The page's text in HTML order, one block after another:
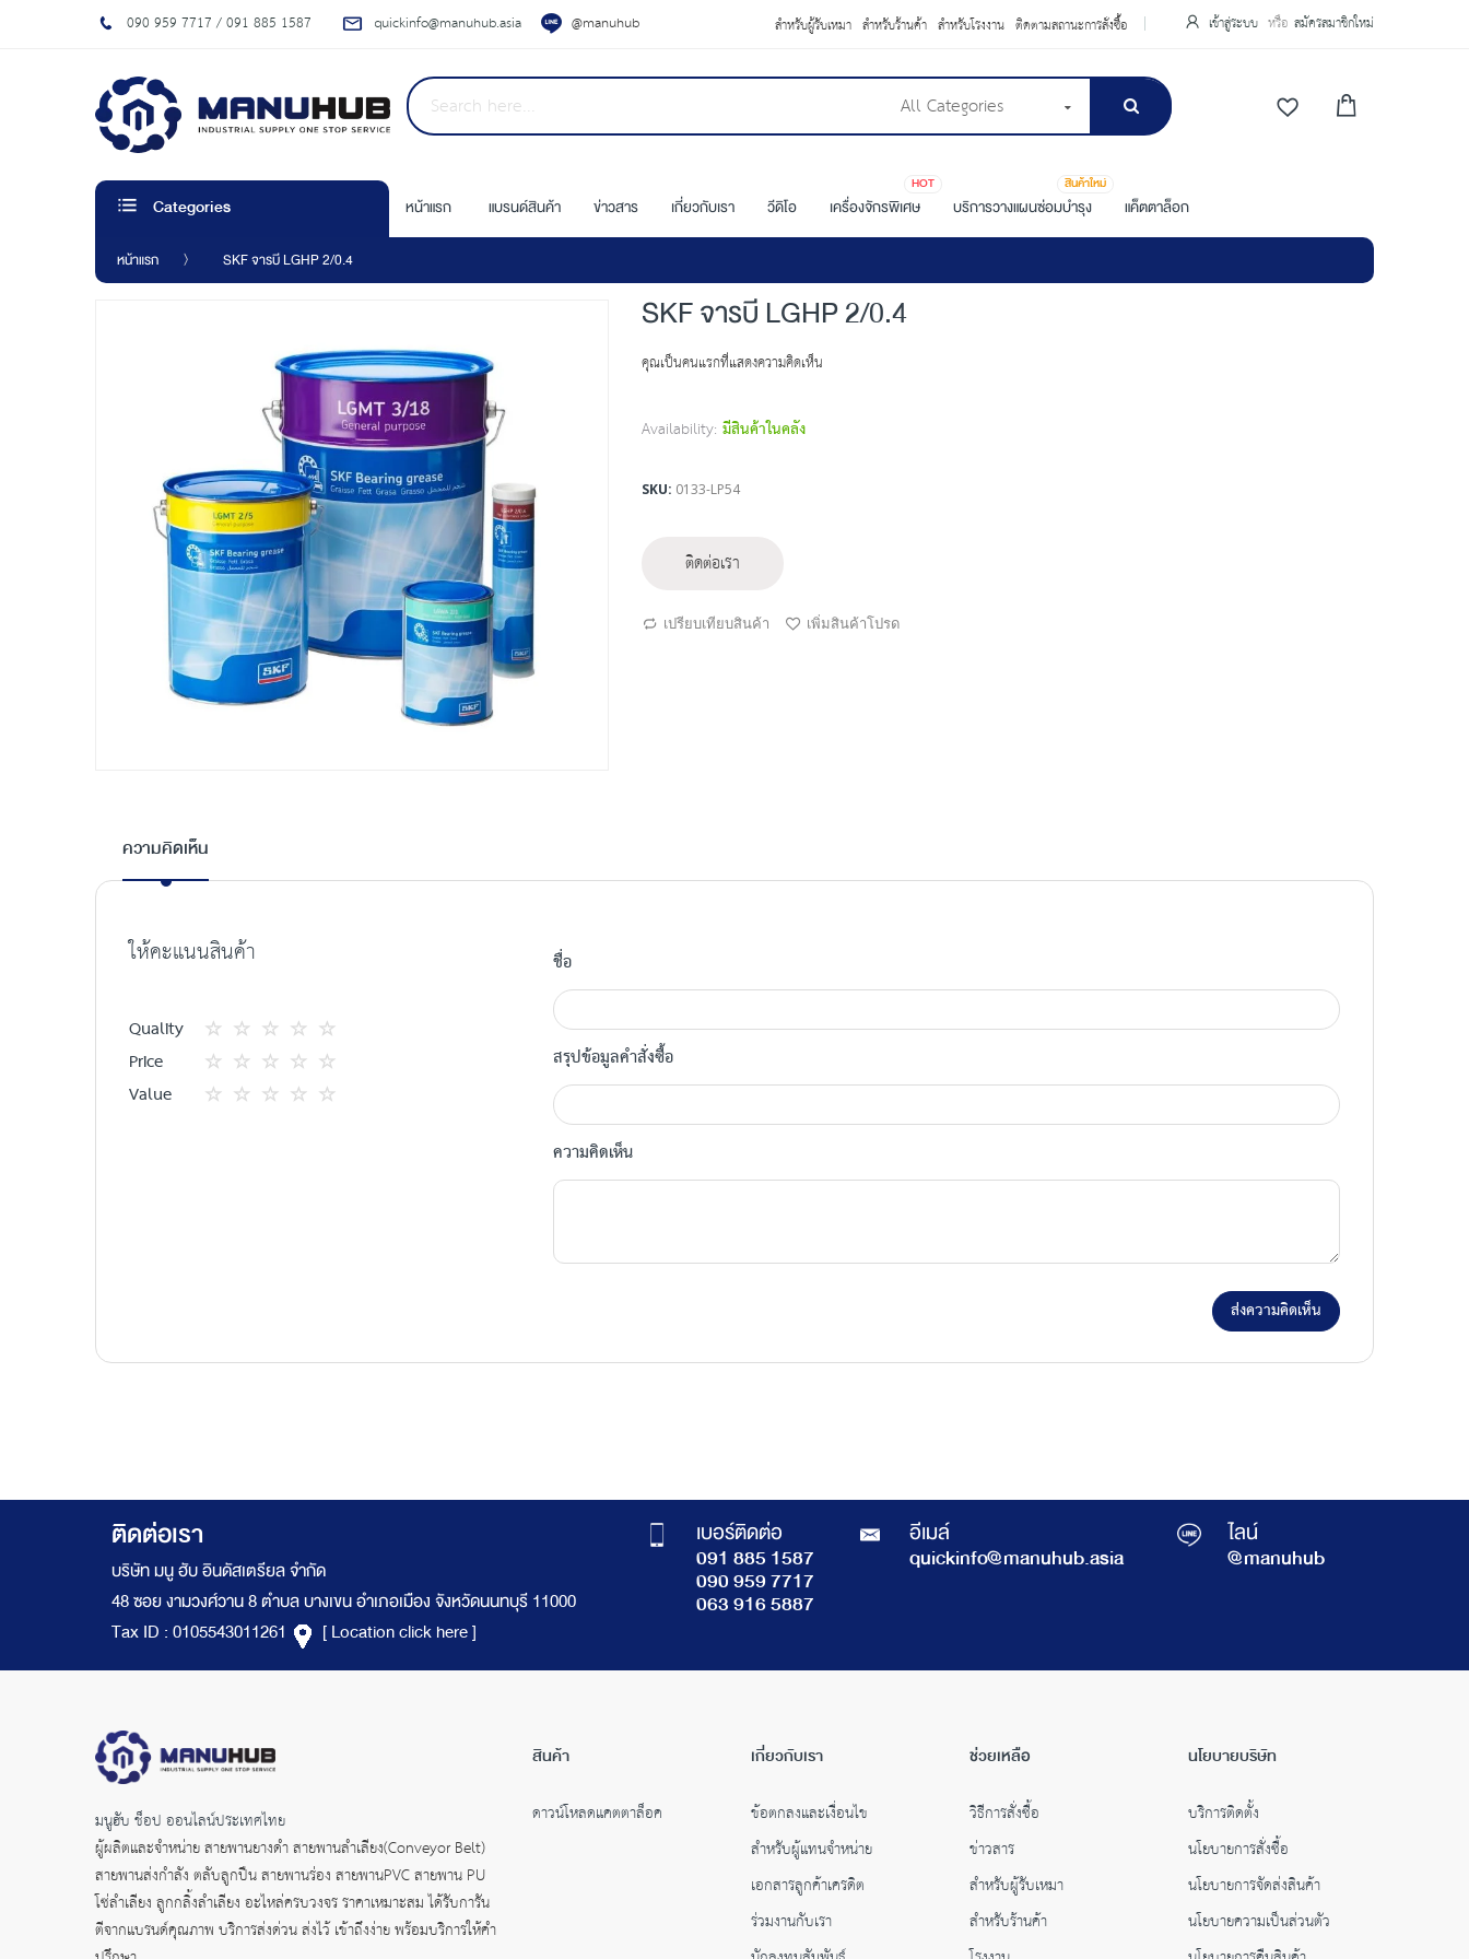
090 959 7717 / 091 885 1587 quickinfo@manuhub.asia @manuhub สำหรับผู้รับเหมา สำหรับร้านค้า สำหรับโรงงาน ติดตามสถานะการสั่งซื้อ เข้าสู่ระบบ สมัครสมาชิกใหม่
All Categories
Categories หน้าแรก แบรนด์สินค้า ข่าวสาร เกี่ยวกับเรา วีดิโอ เครื่องจักรพิเศษ
HOT
บริการวางแผนซ่อมบำรุง
สินค้าใหม่
แค็ตตาล็อก
หน้าแรก SKF จารบี LGHP 2/0.4
beginning
of
images
gallery
SKF จารบี LGHP 2/0.4
คุณเป็นคนแรกที่แสดงความคิดเห็น
Availability: มีสินค้าในคลัง
SKU 0133-LP54
ติดต่อเรา
เปรียบเทียบสินค้า เพิ่มสินค้าโปรด
ความคิดเห็น
ให้คะแนนสินค้า
Quality
1
star
2
ดาว
3
ดาว
4
ดาว
5
ดาว
Price
1
2
3
4
5
Value
ชื่อ
สรุปข้อมูลคำสั่งซื้อ
ความคิดเห็น
ส่งความคิดเห็น
ติดต่อเรา
บริษัท มนู ฮับ อินดัสเตรียล จำกัด
48 ซอย งามวงศ์วาน 8 ตำบล บางเขน อำเภอเมือง จังหวัดนนทบุรี 11000
Tax ID : 0105543011261
[ Location click here ]
เบอร์ติดต่อ
091 885 1587
090 959 7717
063 916 5887
อีเมล์
quickinfo@manuhub.asia
ไลน์
@manuhub
มนูฮับ ช็อป ออนไลน์ประเทศไทย
ผู้ผลิตและจำหน่ายสายพานยางดำสายพานลำเลียง(Conveyor Belt)
สายพานส่งกำลังตลับลูกปืน สายพานร่อง สายพานPVC สายพาน PU
โซ่ลำเลียง ลูกกลิ้งลำเลียง อะไหล่ครบวงจร ราคาเหมาะสม ได้รับการัน
ตีจากแบรนด์คุณภาพ บริการส่งด่วน ส่งไว้ เข้าถึงง่าย พร้อมบริการให้คำ
สินค้า
ดาวน์โหลดแคตตาล็อค
เกี่ยวกับเรา
ข้อตกลงและเงื่อนไข
สำหรับผู้แทนจำหน่าย
เอกสารลูกค้าเครดิต
ร่วมงานกับเรา
ช่วยเหลือ
วิธีการสั่งซื้อ
ข่าวสาร
สำหรับผู้รับเหมา
สำหรับร้านค้า
นโยบายบริษัท
บริการติดตั้ง
นโยบายการสั่งซื้อ
นโยบายการจัดส่งสินค้า
นโยบายความเป็นส่วนตัว